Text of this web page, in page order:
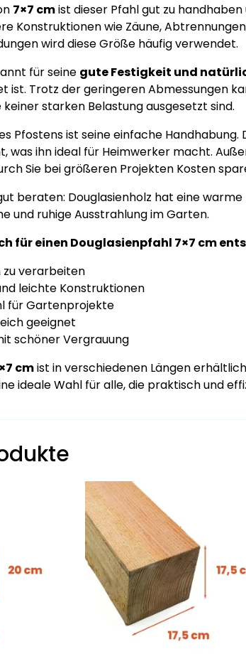
7×7 cmist dieser Pfahl gut zu
Konstruktionen wie Zäune,
wird diese Größe häufig verwendet.
für seine gute Festigkeit und
ist. Trotz der geringeren Abmessungen
starken Belastung ausgesetzt sind.
Pfostens ist seine einfache
was ihn ideal für Heimwerker macht.
Sie bei größeren Projekten Kosten
beraten: Douglasienholz hat eine
und ruhige Ausstrahlung im Garten.
für einen Douglasienpfahl 7×7 cm
zu verarbeiten
leichte Konstruktionen
für Gartenprojekte
geeignet
schöner Vergrauung
cmist in verschiedenen Längen
ideale Wahl für alle, die praktisch und
Dieses
Produkt
weist
mehrere
Varianten
auf.
Die
Optionen
können